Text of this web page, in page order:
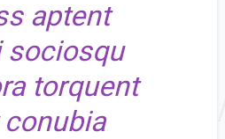
aptent
sociosqu
torquent